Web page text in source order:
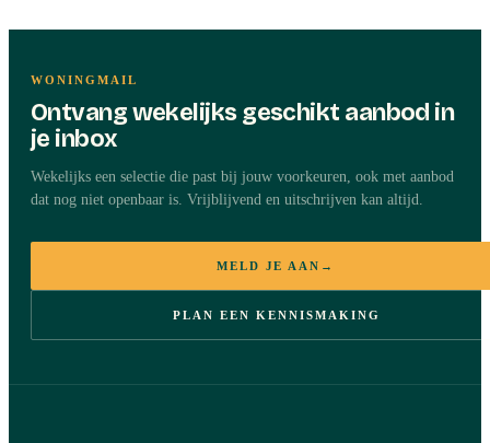
WONINGMAIL
Ontvang wekelijks geschikt aanbod in
je inbox
Wekelijks een selectie die past bij jouw voorkeuren, ook met aanbod
dat nog niet openbaar is. Vrijblijvend en uitschrijven kan altijd.
MELD JE AAN →
PLAN EEN KENNISMAKING